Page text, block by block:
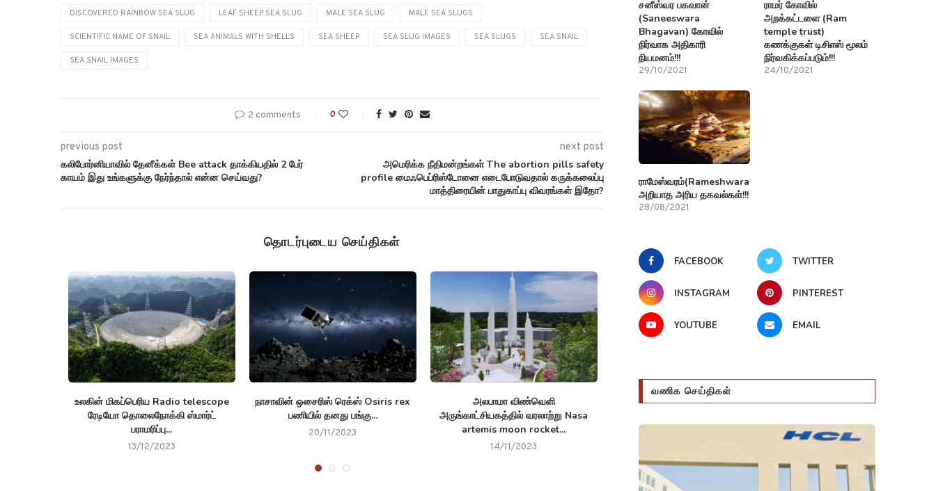
DISCOVERED RAINBOW SEA SLUG LEAF SHEEP SEA SLUG MALE SEA SLUG MALE SEA SLUGS
SCIENTIFIC NAME OF SNAIL SEA ANIMALS WITH SHELLS SEA SHEEP SEA SLUG IMAGES SEA SLUGS SEA SNAIL
SEA SNAIL IMAGES
2 comments 0
previous post
கலிபோர்னியாவில் தேனீக்கள் Bee attack தாக்கியதில் 2 பேர்
காயம் இது உங்களுக்கு நேர்ந்தால் என்ன செய்வது?
next post
அமெரிக்க நீதிமன்றங்கள் The abortion pills safety
profile மைஃபெப்ரிஸ்டோனை எடைபோடுவதால் கருக்கலைப்பு
மாத்திரையின் பாதுகாப்பு விவரங்கள் இதோ?
தொடர்புடைய செய்திகள்
உலகின் மிகப்பெரிய Radio telescope
ரேடியோ தொலைநோக்கி ஸ்மார்ட்
பராமரிப்பு...
13/12/2023
நாசாவின் ஒசைரிஸ் ரெக்ஸ் Osiris rex
பணியில் தனது பங்கு...
20/11/2023
அலபாமா விண்வெளி
அருங்காட்சியகத்தில் வரலாற்று Nasa
artemis moon rocket...
14/11/2023
புதிய புத்தகம் The universe to find
ஆகஸ்ட் 4 அன்று சர்வதேச
20/10/2023
சனீஸ்வர பகவான்
(Saneeswara
Bhagavan) கோவில்
நிர்வாக அதிகாரி
நியமனம்!!!
29/10/2021
ராமர் கோவில்
அறக்கட்டளை (Ram
temple trust)
கணக்குகள் டிசிஎஸ் மூலம்
நிர்வகிக்கப்படும்!!!
24/10/2021
ராமேஸ்வரம்(Rameshwaram)பற்றி
அறியாத அரிய தகவல்கள்!!!
28/08/2021
FACEBOOK TWITTER
INSTAGRAM PINTEREST
YOUTUBE EMAIL
வணிக செய்திகள்